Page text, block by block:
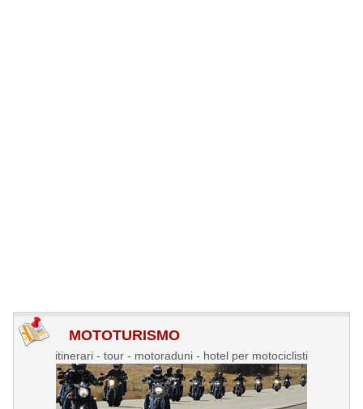
MOTOTURISMO
itinerari - tour - motoraduni - hotel per motociclisti